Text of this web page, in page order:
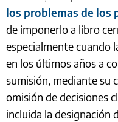
los problemas de los
de imponerlo a libro
especialmente cuando
en los últimos años a
sumisión, mediante su
omisión de decisiones
incluida la designación